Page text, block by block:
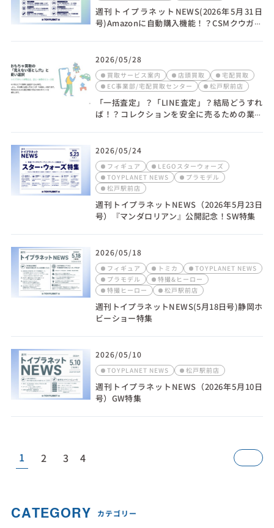
週刊トイプラネットNEWS(2026年5月31日
号)Amazonに自動購入機能！？CSMクウガ・
2026/05/28
買取サービス案内 店頭買取
宅配買取
EC事業部/宅配買取センター
松戸駅前店
「一括査定」？「LINE査定」？結局どうすれ
ば！？コレクションを安全に売るための業者
2026/05/24
フィギュア
LEGOスターウォーズ
TOYPLANET NEWS
プラモデル
松戸駅前店
週刊トイプラネットNEWS（2026年5月23日
号）『マンダロリアン』公開記念！SW特集
2026/05/18
フィギュア トミカ
TOYPLANET NEWS
プラモデル
特撮&ヒーロー
特撮ヒーロー
松戸駅前店
週刊トイプラネットNEWS(5月18日号)静岡ホ
ビーショー特集
2026/05/10
TOYPLANET NEWS 松戸駅前店
週刊トイプラネットNEWS（2026年5月10日
号）GW特集
1 2 3 4
CATEGORY カテゴリー